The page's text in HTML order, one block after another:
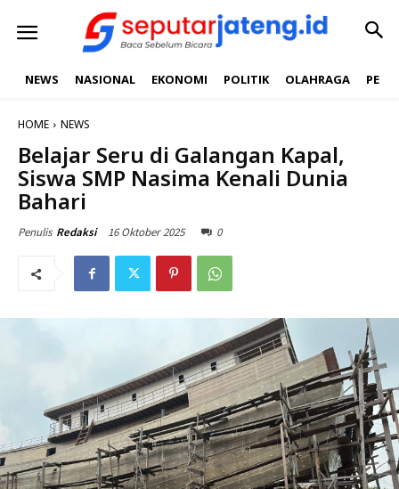
NEWS NASIONAL EKONOMI POLITIK OLAHRAGA
HOME NEWS
Belajar Seru di Galangan Kapal,
Siswa SMP Nasima Kenali Dunia
Bahari
Penulis Redaksi 16 Oktober 2025 0